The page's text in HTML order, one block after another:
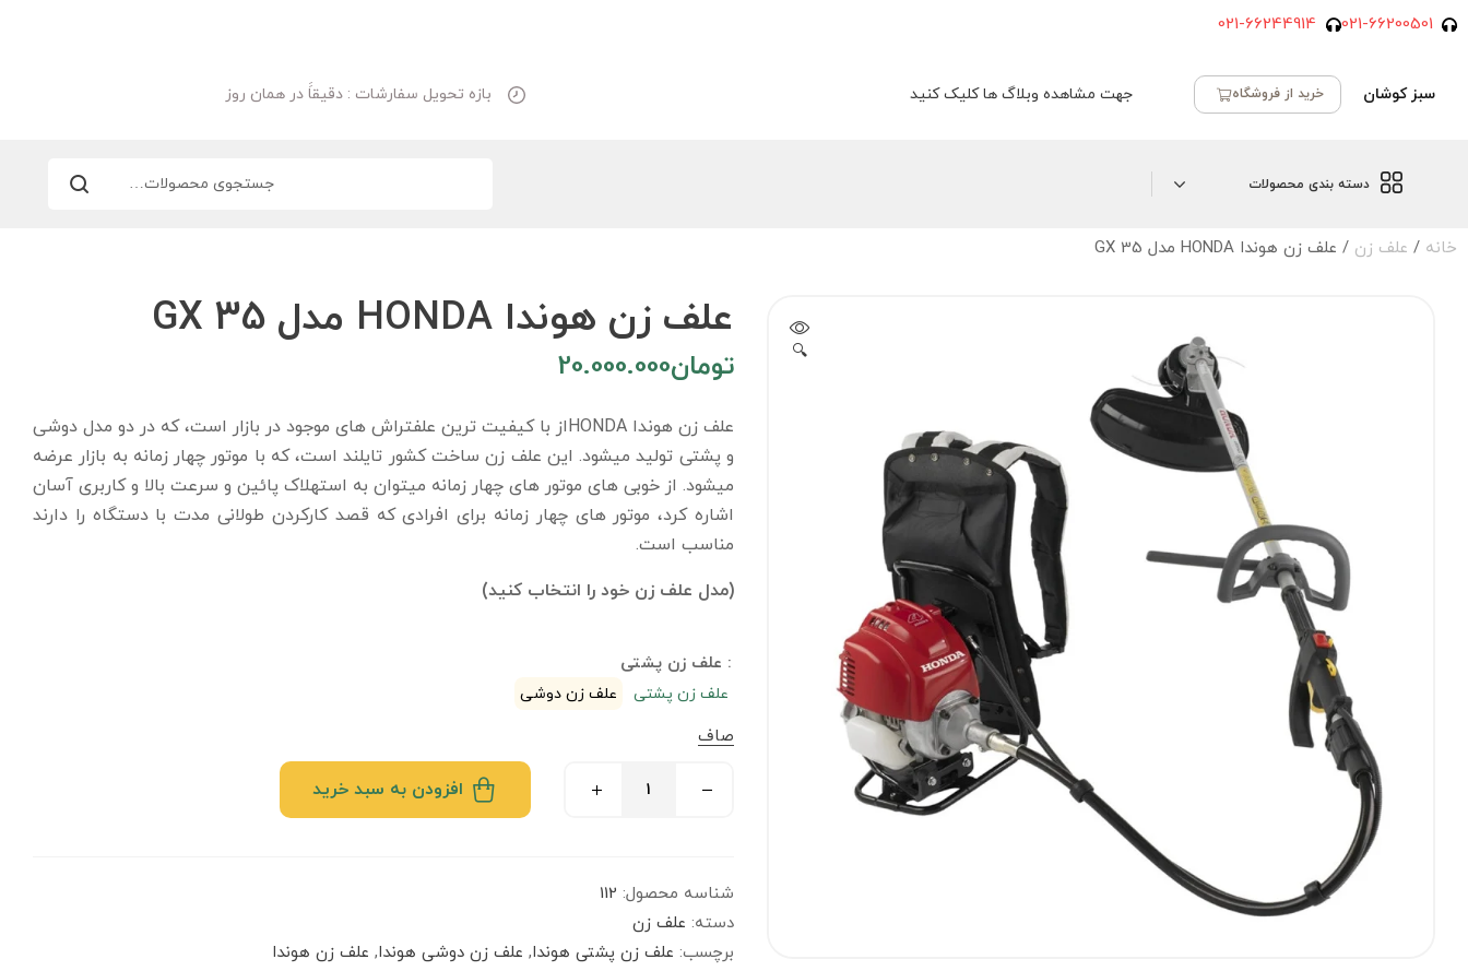
021-66200501
021-66244914
سبز کوشان خرید از فروشگاه جهت مشاهده وبلاگ ها کلیک کنید بازه تحویل سفارشات : دقیقاََ در همان روز
دسته بندی محصولات
خانه / علف زن / علف زن هوندا HONDA مدل GX 35
🔍
علف زن هوندا HONDA مدل GX 35
تومان20.000.000
علف زن هوندا HONDAاز با کیفیت ترین علفتراش های موجود در بازار است، که در دو مدل دوشی
و پشتی تولید میشود. این علف زن ساخت کشور تایلند است، که با موتور چهار زمانه به بازار عرضه
میشود. از خوبی های موتور های چهار زمانه میتوان به استهلاک پائین و سرعت بالا و کاربری آسان
اشاره کرد، موتور های چهار زمانه برای افرادی که قصد کارکردن طولانی مدت با دستگاه را دارند
مناسب است.
(مدل علف زن خود را انتخاب کنید)
: علف زن پشتی
علف زن پشتی علف زن دوشی
صاف
افزودن به سبد خرید
شناسه محصول: 112
دسته: علف زن
برچسب: علف زن پشتی هوندا, علف زن دوشی هوندا, علف زن هوندا